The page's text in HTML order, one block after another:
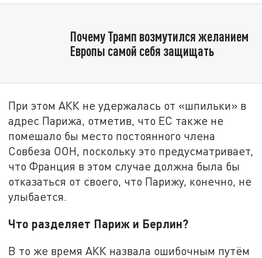
Почему Трамп возмутился желанием
Европы самой себя защищать
При этом АКК не удержалась от «шпильки» в
адрес Парижа, отметив, что ЕС также не
помешало бы место постоянного члена
Совбеза ООН, поскольку это предусматривает,
что Франция в этом случае должна была бы
отказаться от своего, что Парижу, конечно, не
улыбается.
Что разделяет Париж и Берлин?
В то же время АКК назвала ошибочным путём